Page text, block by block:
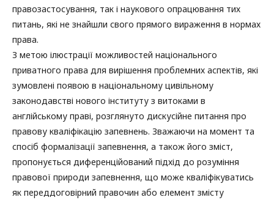
правозастосування, так і наукового опрацювання тих
питань, які не знайшли свого прямого вираження в нормах
права.
З метою ілюстрації можливостей національного
приватного права для вирішення проблемних аспектів, які
зумовлені появою в національному цивільному
законодавстві нового інституту з витоками в
англійському праві, розглянуто дискусійне питання про
правову кваліфікацію запевнень. Зважаючи на момент та
спосіб формалізації запевнення, а також його зміст,
пропонується диференційований підхід до розуміння
правової природи запевнення, що може кваліфікуватись
як переддоговірний правочин або елемент змісту